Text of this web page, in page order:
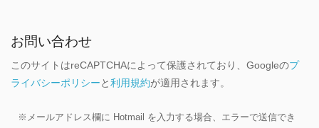
お問い合わせ
このサイトはreCAPTCHAによって保護されており、Googleのプ
ライバシーポリシーと利用規約が適用されます。
※メールアドレス欄に Hotmail を入力する場合、エラーで送信でき